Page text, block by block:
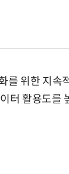
를 위한 지속
터 활용도를